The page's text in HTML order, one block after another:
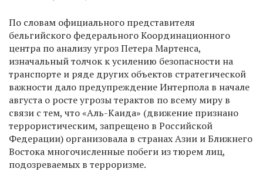
По словам официального представителя
бельгийского федерального Координационного
центра по анализу угроз Петера Мартенса,
изначальный толчок к усилению безопасности на
транспорте и ряде других объектов стратегической
важности дало предупреждение Интерпола в начале
августа о росте угрозы терактов по всему миру в
связи с тем, что «Аль-Каида» (движение признано
террористическим, запрещено в Российской
Федерации) организовала в странах Азии и Ближнего
Востока многочисленные побеги из тюрем лиц,
подозреваемых в терроризме.